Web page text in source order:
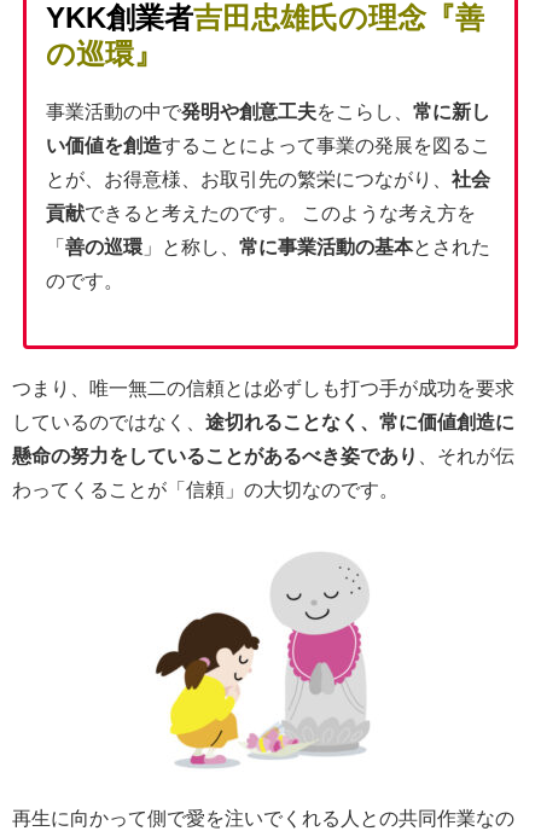
YKK創業者吉田忠雄氏の理念『善
の巡環』
事業活動の中で発明や創意工夫をこらし、 常に新し
い価値を創造することによって事業の発展を図るこ
とが、お得意様、お取引先の繁栄につながり、 社会
貢献できると考えたのです。 このような考え方を
「 善の巡環」と称し、 常に事業活動の基本とされた
のです。
つまり、唯一無二の信頼とは必ずしも打つ手が成功を要求
しているのではなく、 途切れることなく、常に価値創造に
懸命の努力をしていることがあるべき姿であり
、それが伝
わってくることが「信頼」の大切なのです。
再生に向かって側で愛を注いでくれる人との共同作業なの